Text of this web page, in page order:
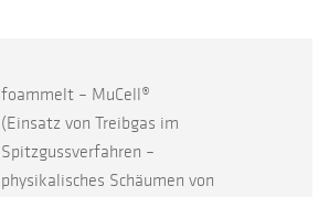
foammelt – MuCell®
(Einsatz von Treibgas im
Spitzgussverfahren –
physikalisches Schäumen von